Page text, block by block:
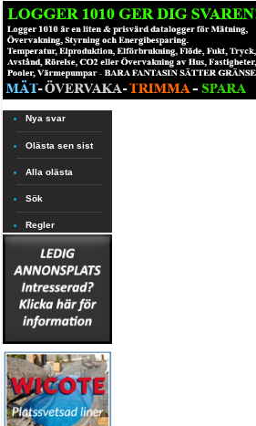
Nya svar
Olästa sen sist
Alla olästa
Sök
Regler